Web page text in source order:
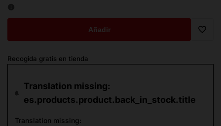
Añadir
Recogida gratis en tienda
Translation missing:
es.products.product.back_in_stock.title
Translation missing: